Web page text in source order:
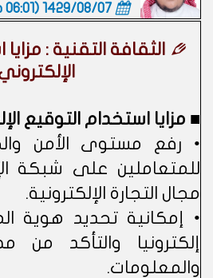
1429/08/07 (06:01 صباحاً)
الثقافة التقنية :
■ مزايا استخدام التوقيع
• رفع مستوى الأمن
للمتعاملين على شبكة
مجال التجارة الإلكترونية.
• إمكانية تحديد هوية
إلكترونيا والتأكد من
والمعلومات.